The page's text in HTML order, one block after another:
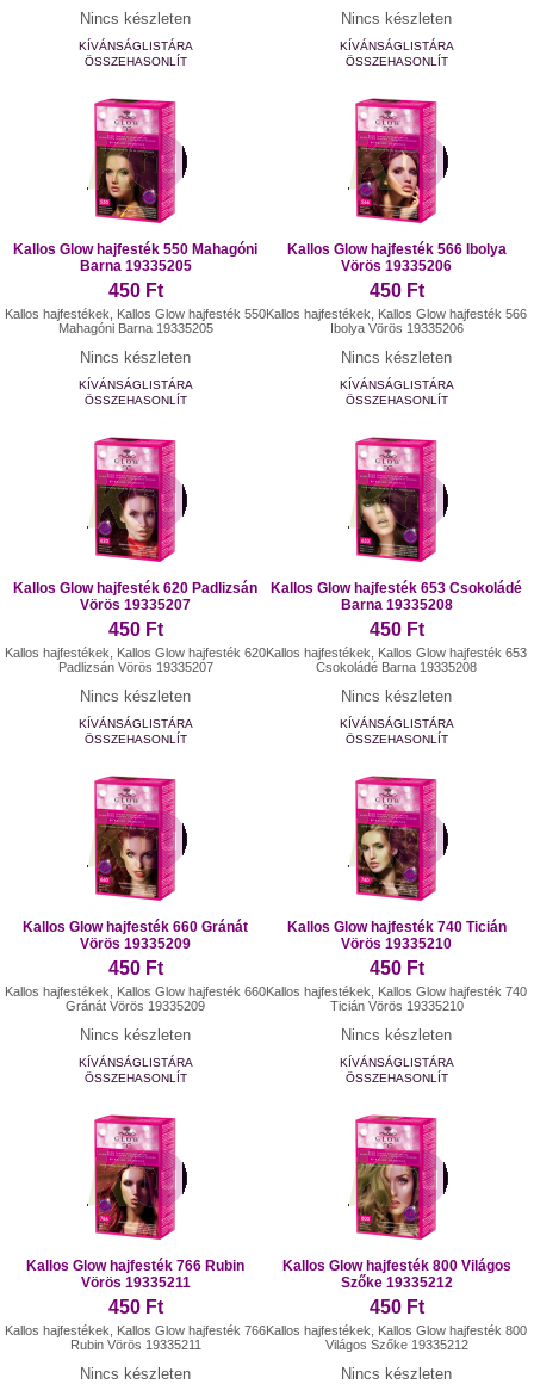
Nincs készleten
KÍVÁNSÁGLISTÁRA
ÖSSZEHASONLÍT
Nincs készleten
KÍVÁNSÁGLISTÁRA
ÖSSZEHASONLÍT
Kallos Glow hajfesték 550 Mahagóni
Barna 19335205
450 Ft
Kallos hajfestékek, Kallos Glow hajfesték 550
Mahagóni Barna 19335205
Nincs készleten
KÍVÁNSÁGLISTÁRA
ÖSSZEHASONLÍT
Kallos Glow hajfesték 566 Ibolya
Vörös 19335206
450 Ft
Kallos hajfestékek, Kallos Glow hajfesték 566
Ibolya Vörös 19335206
Nincs készleten
KÍVÁNSÁGLISTÁRA
ÖSSZEHASONLÍT
Kallos Glow hajfesték 620 Padlizsán
Vörös 19335207
450 Ft
Kallos hajfestékek, Kallos Glow hajfesték 620
Padlizsán Vörös 19335207
Nincs készleten
KÍVÁNSÁGLISTÁRA
ÖSSZEHASONLÍT
Kallos Glow hajfesték 653 Csokoládé
Barna 19335208
450 Ft
Kallos hajfestékek, Kallos Glow hajfesték 653
Csokoládé Barna 19335208
Nincs készleten
KÍVÁNSÁGLISTÁRA
ÖSSZEHASONLÍT
Kallos Glow hajfesték 660 Gránát
Vörös 19335209
450 Ft
Kallos hajfestékek, Kallos Glow hajfesték 660
Gránát Vörös 19335209
Nincs készleten
KÍVÁNSÁGLISTÁRA
ÖSSZEHASONLÍT
Kallos Glow hajfesték 740 Ticián
Vörös 19335210
450 Ft
Kallos hajfestékek, Kallos Glow hajfesték 740
Ticián Vörös 19335210
Nincs készleten
KÍVÁNSÁGLISTÁRA
ÖSSZEHASONLÍT
Kallos Glow hajfesték 766 Rubin
Vörös 19335211
450 Ft
Kallos hajfestékek, Kallos Glow hajfesték 766
Rubin Vörös 19335211
Nincs készleten
Kallos Glow hajfesték 800 Világos
Szőke 19335212
450 Ft
Kallos hajfestékek, Kallos Glow hajfesték 800
Világos Szőke 19335212
Nincs készleten